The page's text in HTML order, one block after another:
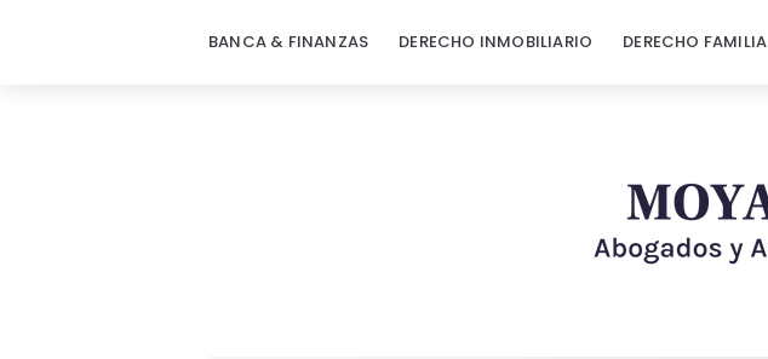
BANCA & FINANZAS DERECHO INMOBILIARIO DERECHO FAMILIA